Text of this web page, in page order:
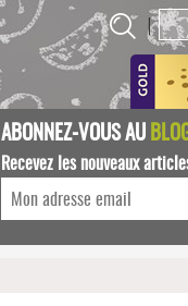
|
START-UPS
ABONNEZ-VOUS AU
Recevez les nouveaux